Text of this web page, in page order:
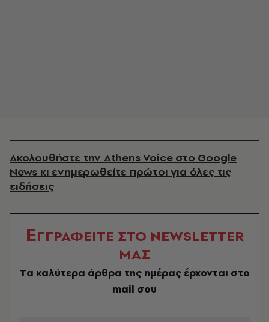
Ακολουθήστε την Athens Voice στο Google
News κι ενημερωθείτε πρώτοι για όλες τις
ειδήσεις
ΕΓΓΡΑΦΕΙΤΕ ΣΤΟ NEWSLETTER
ΜΑΣ
Tα καλύτερα άρθρα της ημέρας έρχονται στο
mail σου